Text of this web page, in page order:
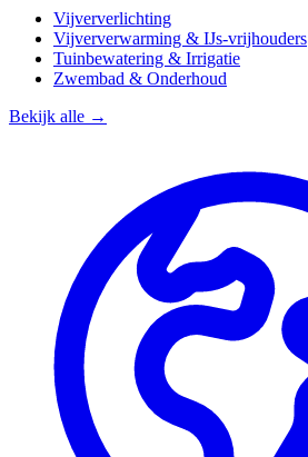
Vijververlichting
Vijververwarming & IJs-vrijhouders
Tuinbewatering & Irrigatie
Zwembad & Onderhoud
Bekijk alle →